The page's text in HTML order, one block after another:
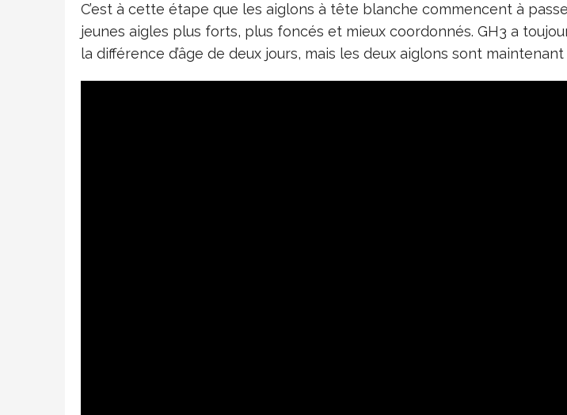
C’est à cette étape que les aiglons à tête blanche commencent à
jeunes aigles plus forts, plus foncés et mieux coordonnés. GH3 a
la différence d’âge de deux jours, mais les deux aiglons sont